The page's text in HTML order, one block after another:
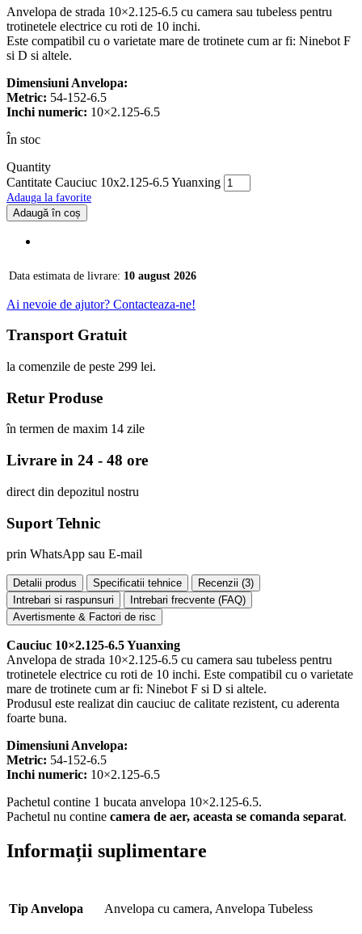
Anvelopa de strada 10×2.125-6.5 cu camera sau tubeless pentru
trotinetele electrice cu roti de 10 inchi.
Este compatibil cu o varietate mare de trotinete cum ar fi: Ninebot F
si D si altele.
Dimensiuni Anvelopa:
Metric: 54-152-6.5
Inchi numeric: 10×2.125-6.5
În stoc
Quantity
Cantitate Cauciuc 10x2.125-6.5 Yuanxing
Adauga la favorite
Adaugă în coș
Data estimata de livrare: 10 august 2026
Ai nevoie de ajutor? Contacteaza-ne!
Transport Gratuit
la comenzile de peste 299 lei.
Retur Produse
în termen de maxim 14 zile
Livrare in 24 - 48 ore
direct din depozitul nostru
Suport Tehnic
prin WhatsApp sau E-mail
Detalii produs Specificatii tehnice Recenzii (3)
Intrebari si raspunsuri
Intrebari frecvente (FAQ)
Avertismente & Factori de risc
Cauciuc 10×2.125-6.5 Yuanxing
Anvelopa de strada 10×2.125-6.5 cu camera sau tubeless pentru
trotinetele electrice cu roti de 10 inchi. Este compatibil cu o varietate
mare de trotinete cum ar fi: Ninebot F si D si altele.
Produsul este realizat din cauciuc de calitate rezistent, cu aderenta
foarte buna.
Dimensiuni Anvelopa:
Metric: 54-152-6.5
Inchi numeric: 10×2.125-6.5
Pachetul contine 1 bucata anvelopa 10×2.125-6.5.
Pachetul nu contine camera de aer, aceasta se comanda separat.
Informații suplimentare
Tip Anvelopa Anvelopa cu camera, Anvelopa Tubeless